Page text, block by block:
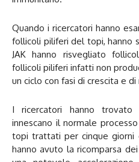
Quando i ricercatori hanno
follicoli piliferi del topi, hanno
JAK hanno risvegliato
follicoli piliferi infatti non
un ciclo con fasi di crescita e di
I ricercatori hanno
innescano il normale
topi trattati per cinque giorni
hanno avuto la ricomparsa